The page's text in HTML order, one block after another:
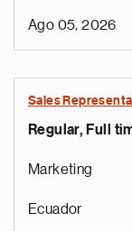
Ago 05, 2026
Sales
Regular, Full
Marketing
Ecuador